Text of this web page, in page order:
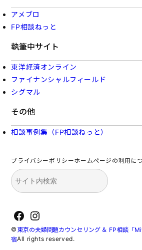
アメブロ
FP相談ねっと
執筆中サイト
東洋経済オンライン
ファイナンシャルフィールド
シグマル
その他
相談事例集（FP相談ねっと）
プライバシーポリシーホームページの利用に
検
索
Facebook
Instagram
© 東京の夫婦問題カウンセリング ＆ FP相談「
宿All rights reserved.